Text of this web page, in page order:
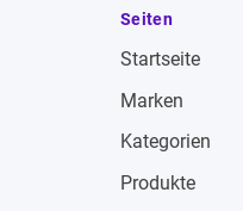
Seiten
Startseite
Marken
Kategorien
Produkte